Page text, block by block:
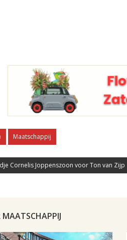
Maatschappij
Cornelis Joppenszoon voor Ton van Zijp
MAATSCHAPPIJ